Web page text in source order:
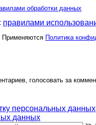
обработки данных
правилами
Применяются Политика
голосовать за
персональных данных
данных